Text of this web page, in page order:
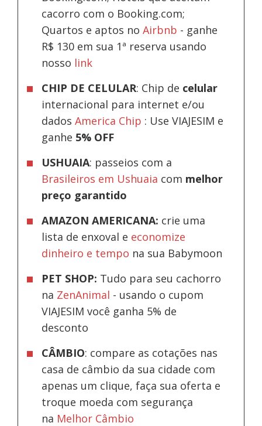
cacorro com o Booking.com;
Quartos e aptos noAirbnb - ganhe
R$ 130 em sua 1ª reserva usando
nosso link
CHIP DE CELULAR: Chip de celular
internacional para internet e/ou
dadosAmerica Chip : Use VIAJESIM e
ganhe 5% OFF
USHUAIA: passeios com a
Brasileiros em Ushuaia com melhor
preço garantido
AMAZON AMERICANA: crie uma
lista de enxoval e economize
dinheiro e tempo na sua Babymoon
PET SHOP: Tudo para seu cachorro
na ZenAnimal - usando o cupom
VIAJESIM você ganha 5% de
desconto
CÂMBIO: compare as cotações nas
casa de câmbio da sua cidade com
apenas um clique, faça sua oferta e
troque moeda com segurança
na Melhor Câmbio